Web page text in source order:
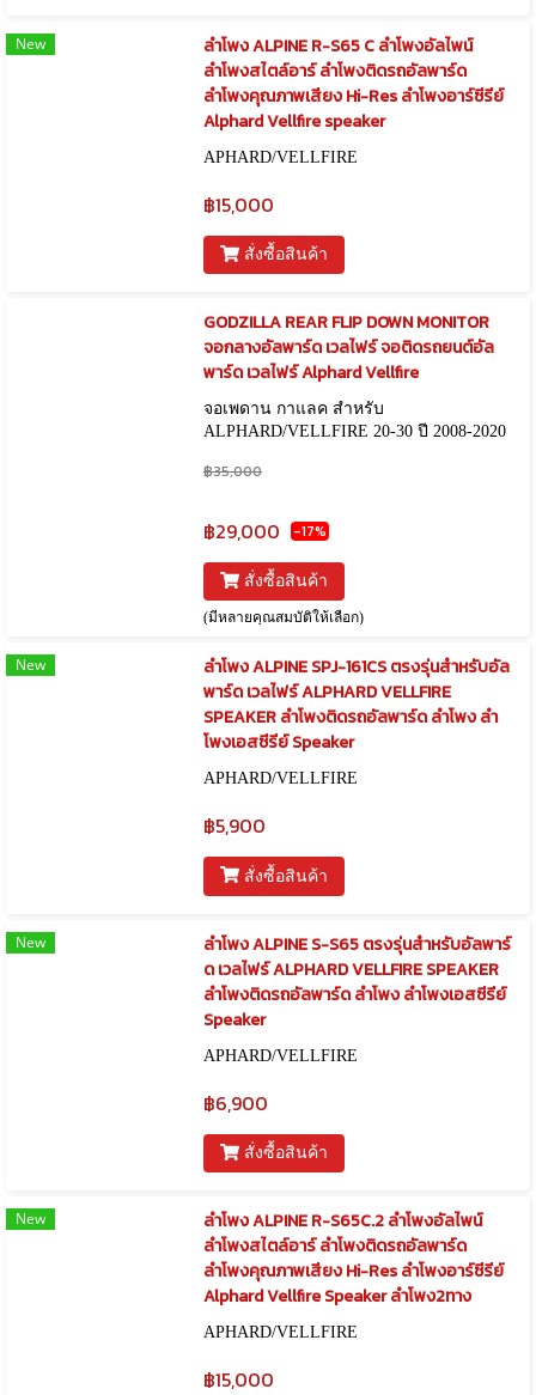
New
ลำโพง ALPINE R-S65 C ลำโพงอัลไพน์
ลำโพงสไตล์อาร์ ลำโพงติดรถอัลพาร์ด
ลำโพงคุณภาพเสียง Hi-Res ลำโพงอาร์ซีรีย์
Alphard Vellfire speaker
APHARD/VELLFIRE
฿15,000
สั่งซื้อสินค้า
GODZILLA REAR FLIP DOWN MONITOR
จอกลางอัลพาร์ด เวลไฟร์ จอติดรถยนต์อัล
พาร์ด เวลไฟร์ Alphard Vellfire
จอเพดาน กาแลค สำหรับ
ALPHARD/VELLFIRE 20-30 ปี 2008-2020
฿35,000
฿29,000 -17%
สั่งซื้อสินค้า
(มีหลายคุณสมบัติให้เลือก)
New
ลำโพง ALPINE SPJ-161CS ตรงรุ่นสำหรับอัล
พาร์ด เวลไฟร์ ALPHARD VELLFIRE
SPEAKER ลำโพงติดรถอัลพาร์ด ลำโพง ลำ
โพงเอสซีรีย์ Speaker
APHARD/VELLFIRE
฿5,900
สั่งซื้อสินค้า
New
ลำโพง ALPINE S-S65 ตรงรุ่นสำหรับอัลพาร์
ด เวลไฟร์ ALPHARD VELLFIRE SPEAKER
ลำโพงติดรถอัลพาร์ด ลำโพง ลำโพงเอสซีรีย์
Speaker
APHARD/VELLFIRE
฿6,900
สั่งซื้อสินค้า
New
ลำโพง ALPINE R-S65C.2 ลำโพงอัลไพน์
ลำโพงสไตล์อาร์ ลำโพงติดรถอัลพาร์ด
ลำโพงคุณภาพเสียง Hi-Res ลำโพงอาร์ซีรีย์
Alphard Vellfire Speaker ลำโพง2ทาง
APHARD/VELLFIRE
฿15,000